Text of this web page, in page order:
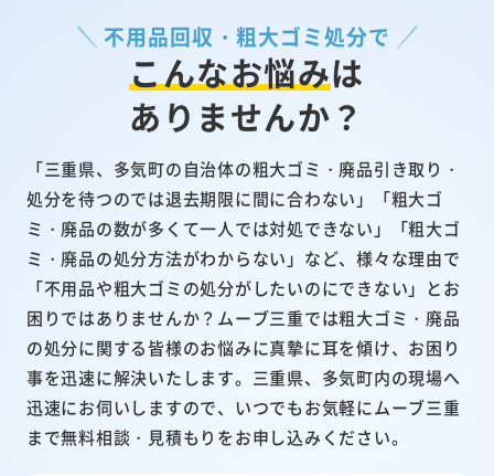
不用品回収・粗大ゴミ処分で
こんなお悩みは
ありませんか？
「三重県、多気町の自治体の粗大ゴミ・廃品引き取り・
処分を待つのでは退去期限に間に合わない」「粗大ゴ
ミ・廃品の数が多くて一人では対処できない」「粗大ゴ
ミ・廃品の処分方法がわからない」など、様々な理由で
「不用品や粗大ゴミの処分がしたいのにできない」とお
困りではありませんか？ムーブ三重では粗大ゴミ・廃品
の処分に関する皆様のお悩みに真摯に耳を傾け、お困り
事を迅速に解決いたします。三重県、多気町内の現場へ
迅速にお伺いしますので、いつでもお気軽にムーブ三重
まで無料相談・見積もりをお申し込みください。